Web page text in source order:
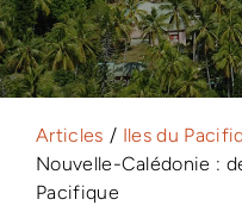
Articles
Iles du
Nouvelle-Calédonie :
Pacifique